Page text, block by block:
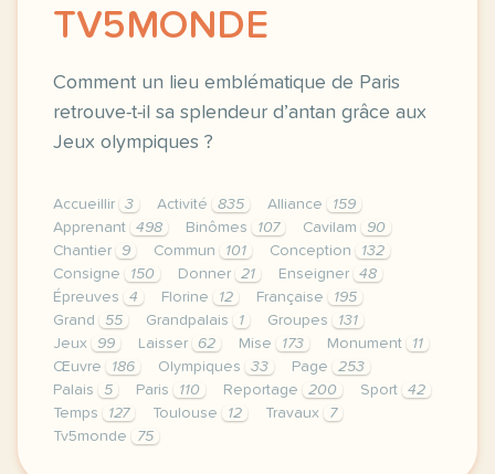
TV5MONDE
Comment un lieu emblématique de Paris
retrouve-t-il sa splendeur d’antan grâce aux
Jeux olympiques ?
Accueillir 3 Activité 835 Alliance
159
Apprenant
498 Binômes 107 Cavilam
90
Chantier
9 Commun 101 Conception
132
Consigne
150 Donner 21 Enseigner
48
Épreuves
4 Florine 12 Française
195
Grand
55 Grandpalais 1 Groupes
131
Jeux
99 Laisser 62 Mise 173 Monument
11
Œuvre
186 Olympiques 33 Page
253
Palais
5 Paris 110 Reportage 200 Sport
42
Temps
127 Toulouse 12 Travaux
7
Tv5monde
75
le respect de votre vie privee est une priorite